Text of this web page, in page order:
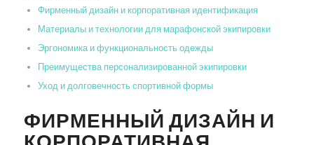
Фирменный дизайн и корпоративная идентификация
Материалы и технологии для марафонской экипировки
Эргономика и функциональность одежды
Преимущества персонализированной экипировки
Уход и долговечность спортивной формы
ФИРМЕННЫЙ ДИЗАЙН И